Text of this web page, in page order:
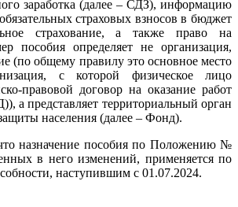
заработка (далее – СДЗ), информацию
страховых взносов в бюджет
страхование, а также право на
пособия определяет не организация,
(по общему правилу это основное место
с которой физическое лицо
правовой договор на оказание работ
а представляет территориальный орган
населения (далее – Фонд).
назначение пособия по Положению №
в него изменений, применяется по
наступившим с 01.07.2024.